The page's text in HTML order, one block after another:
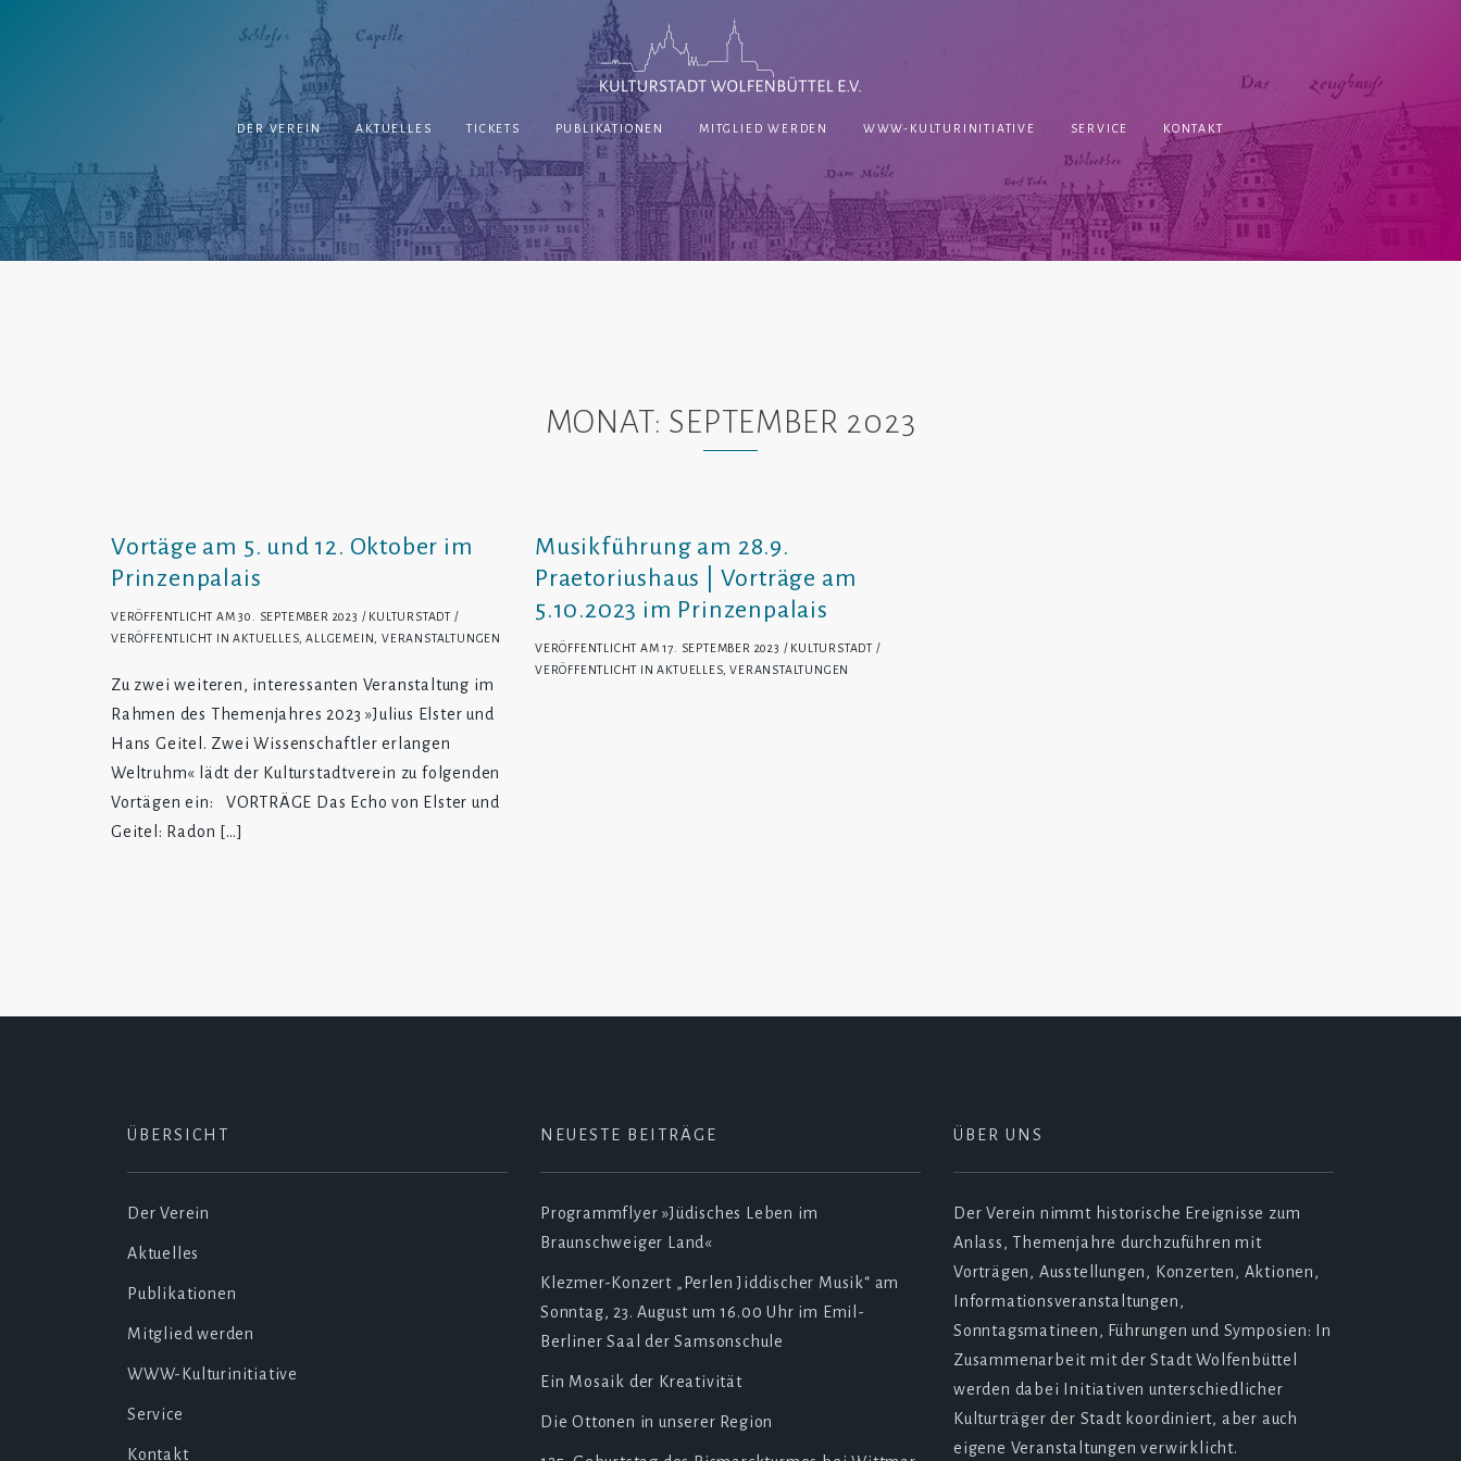
DER VEREIN AKTUELLES TICKETS PUBLIKATIONEN MITGLIED WERDEN WWW-KULTURINITIATIVE SERVICE KONTAKT
MONAT: SEPTEMBER 2023
Vortäge am 5. und 12. Oktober im
Prinzenpalais
VERÖFFENTLICHT AM30. SEPTEMBER 2023
KULTURSTADT
VERÖFFENTLICHT INAKTUELLES,ALLGEMEIN ,VERANSTALTUNGEN
Zu zwei weiteren, interessanten Veranstaltung im
Rahmen des Themenjahres 2023 »Julius Elster und
Hans Geitel. Zwei Wissenschaftler erlangen
Weltruhm« lädt der Kulturstadtverein zu folgenden
Vortägen ein: VORTRÄGE Das Echo von Elster und
Geitel: Radon […]
Musikführung am 28.9.
Praetoriushaus | Vorträge am
5.10.2023 im Prinzenpalais
VERÖFFENTLICHT AM17. SEPTEMBER 2023
KULTURSTADT
VERÖFFENTLICHT INAKTUELLES,VERANSTALTUNGEN
ÜBERSICHT
Der Verein
Aktuelles
Publikationen
Mitglied werden
WWW-Kulturinitiative
Service
Kontakt
NEUESTE BEITRÄGE
Programmflyer »Jüdisches Leben im
Braunschweiger Land«
Klezmer-Konzert „Perlen Jiddischer Musik“ am
Sonntag, 23. August um 16.00 Uhr im Emil-
Berliner Saal der Samsonschule
Ein Mosaik der Kreativität
Die Ottonen in unserer Region
ÜBER UNS
Der Verein nimmt historische Ereignisse zum
Anlass, Themenjahre durchzuführen mit
Vorträgen, Ausstellungen, Konzerten, Aktionen,
Informationsveranstaltungen,
Sonntagsmatineen, Führungen und Symposien: In
Zusammenarbeit mit der Stadt Wolfenbüttel
werden dabei Initiativen unterschiedlicher
Kulturträger der Stadt koordiniert, aber auch
eigene Veranstaltungen verwirklicht.